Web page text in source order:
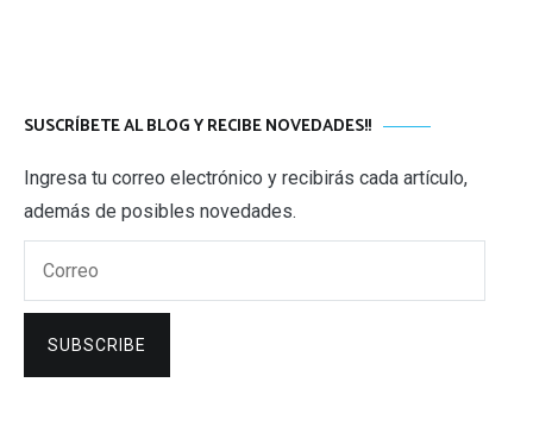
SUSCRÍBETE AL BLOG Y RECIBE NOVEDADES!!
Ingresa tu correo electrónico y recibirás cada artículo,
además de posibles novedades.
SUBSCRIBE